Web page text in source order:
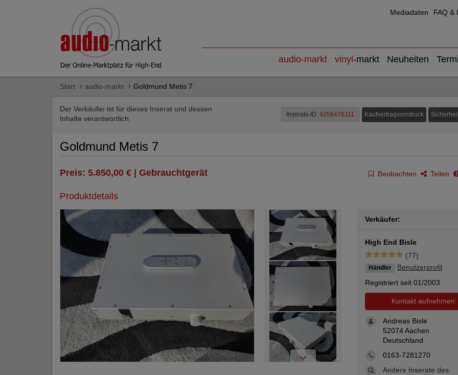
Mediadaten FAQ &
audio-markt vinyl -markt Neuheiten
Start audio-markt Goldmund Metis 7
Der Verkäufer ist für dieses Inserat und dessen
Inhalte verantwortlich.
Inserats-ID: 4258476111 Kaufvertragsvordruck
Goldmund Metis 7
Preis: 5.850,00 € | Gebrauchtgerät Beobachten Teilen
Produktdetails
Verkäufer:
High End Bisle
(77)
Händler
Benutzerprofil
Registriert seit 01/2003
Kontakt aufnehmen
Andreas Bisle
52074 Aachen
Deutschland
0163-7281270
Andere Inserate des